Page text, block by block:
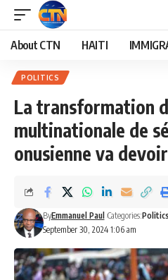
About CTN HAITI
POLITICS
La transformation
multinationale de
onusienne va
September 30, 2024 1:06 am
ByEmmanuel Paul Categories:Politics